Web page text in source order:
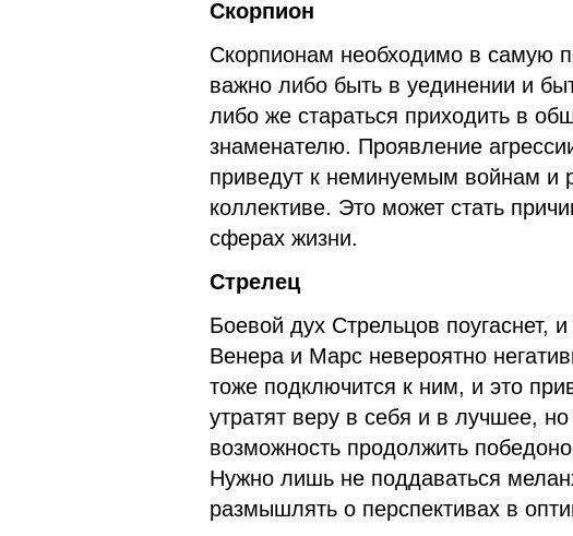
Скорпион
Скорпионам необходимо в самую
важно либо быть в уединении и
либо же стараться приходить в
знаменателю. Проявление
приведут к неминуемым войнам и
коллективе. Это может стать
сферах жизни.
Стрелец
Боевой дух Стрельцов поугаснет,
Венера и Марс невероятно
тоже подключится к ним, и это
утратят веру в себя и в лучшее,
возможность продолжить
Нужно лишь не поддаваться
размышлять о перспективах в